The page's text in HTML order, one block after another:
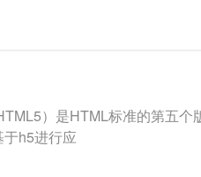
）是HTML标准的第五个
h5进行应